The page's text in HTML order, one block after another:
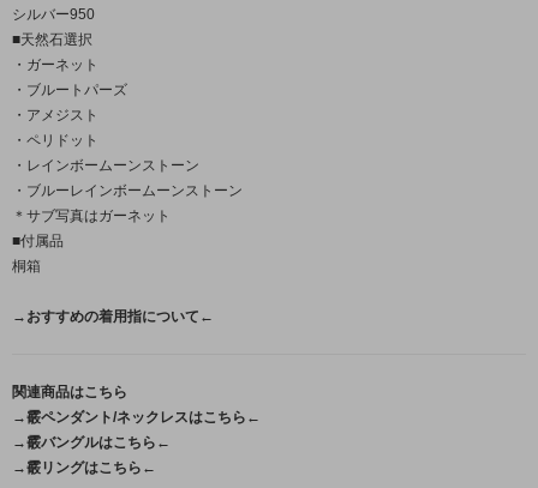
シルバー950
■天然石選択
・ガーネット
・ブルートパーズ
・アメジスト
・ペリドット
・レインボームーンストーン
・ブルーレインボームーンストーン
＊サブ写真はガーネット
■付属品
桐箱
→おすすめの着用指について←
関連商品はこちら
→霰ペンダント/ネックレスはこちら←
→霰バングルはこちら←
→霰リングはこちら←